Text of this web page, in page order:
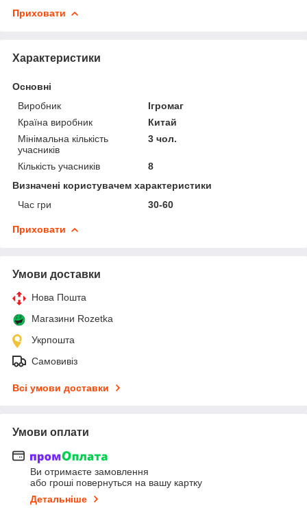
Приховати
Характеристики
Основні
Виробник
Ігромаг
Країна виробник
Китай
Мінімальна кількість
учасників
3 чол.
Кількість учасників
8
Визначені користувачем характеристики
Час гри
30-60
Приховати
Умови доставки
Нова Пошта
Магазини Rozetka
Укрпошта
Самовивіз
Всі умови доставки
Умови оплати
Ви отримаєте замовлення
або гроші повернуться на вашу картку
Детальніше